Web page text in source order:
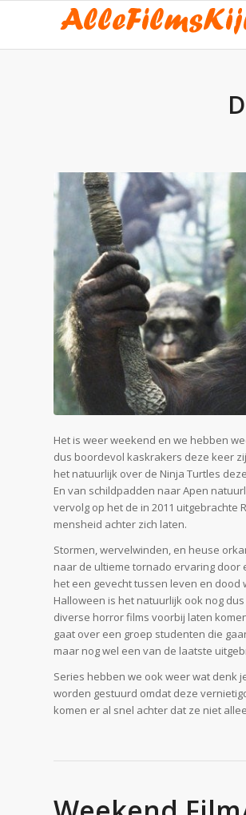
Het is weer weekend en we hebben
dus boordevol kaskrakers deze keer
het natuurlijk over de Ninja Turtles
En van schildpadden naar Apen
vervolg op het de in 2011 uitgebrachte
mensheid achter zich laten.
Stormen, wervelwinden, en heuse
naar de ultieme tornado ervaring
het een gevecht tussen leven en dood
Halloween is het natuurlijk ook nog
diverse horror films voorbij laten
gaat over een groep studenten die
maar nog wel een van de laatste
Series hebben we ook weer wat denk
worden gestuurd omdat deze
komen er al snel achter dat ze niet